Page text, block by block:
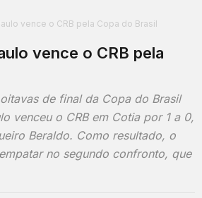
vence o CRB pela Copa do Brasil
vence o CRB pela
de final da Copa do Brasil
venceu o CRB em Cotia por 1 a 0,
Beraldo. Como resultado, o
no segundo confronto, que